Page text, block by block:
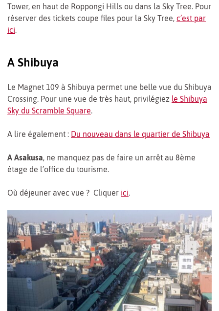
Tower, en haut de Roppongi Hills ou dans la Sky Tree. Pour
réserver des tickets coupe files pour la Sky Tree, c’est par
ici.
A Shibuya
Le Magnet 109 à Shibuya permet une belle vue du Shibuya
Crossing. Pour une vue de très haut, privilégiez le Shibuya
Sky du Scramble Square.
A lire également : Du nouveau dans le quartier de Shibuya
A Asakusa, ne manquez pas de faire un arrêt au 8ème
étage de l’office du tourisme.
Où déjeuner avec vue ? Cliquer ici.